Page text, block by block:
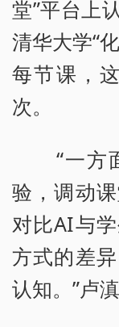
堂”平台上
清华大学“
每节课，
次。
“一方面
验，调动
对比AI与
方式的差
认知。”卢